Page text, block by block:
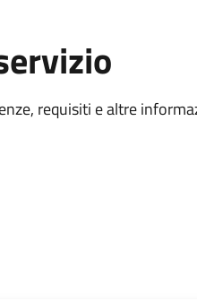
requisiti e altre